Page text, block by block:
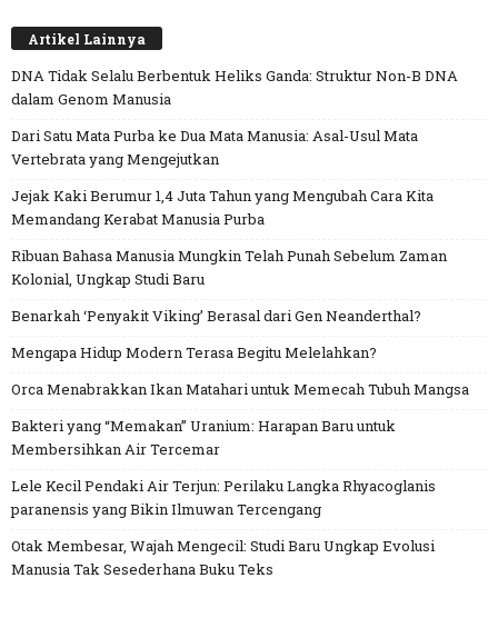
Artikel Lainnya
DNA Tidak Selalu Berbentuk Heliks Ganda: Struktur Non-B DNA
dalam Genom Manusia
Dari Satu Mata Purba ke Dua Mata Manusia: Asal-Usul Mata
Vertebrata yang Mengejutkan
Jejak Kaki Berumur 1,4 Juta Tahun yang Mengubah Cara Kita
Memandang Kerabat Manusia Purba
Ribuan Bahasa Manusia Mungkin Telah Punah Sebelum Zaman
Kolonial, Ungkap Studi Baru
Benarkah ‘Penyakit Viking’ Berasal dari Gen Neanderthal?
Mengapa Hidup Modern Terasa Begitu Melelahkan?
Orca Menabrakkan Ikan Matahari untuk Memecah Tubuh Mangsa
Bakteri yang “Memakan” Uranium: Harapan Baru untuk
Membersihkan Air Tercemar
Lele Kecil Pendaki Air Terjun: Perilaku Langka Rhyacoglanis
paranensis yang Bikin Ilmuwan Tercengang
Otak Membesar, Wajah Mengecil: Studi Baru Ungkap Evolusi
Manusia Tak Sesederhana Buku Teks